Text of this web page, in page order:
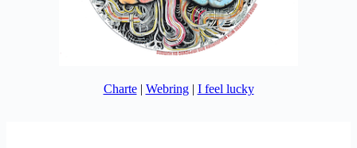
Charte| Webring| I feel lucky